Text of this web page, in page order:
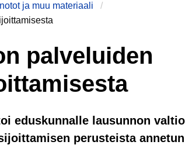
ja muu materiaali
palveluiden
eduskunnalle lausunnon
perusteista